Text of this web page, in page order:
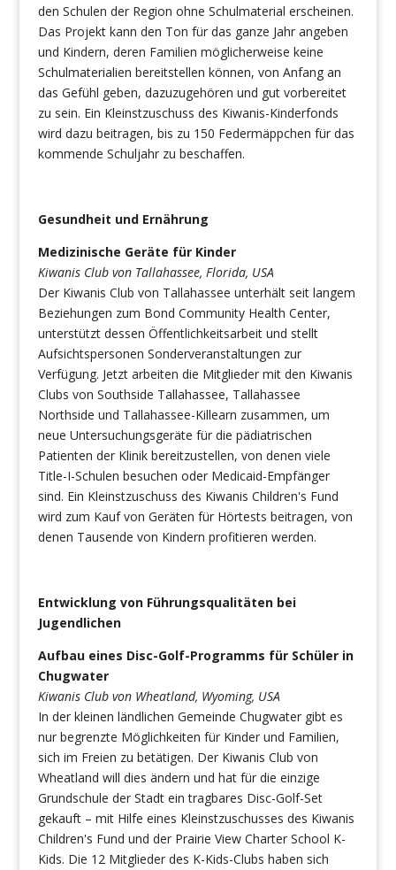
den Schulen der Region ohne Schulmaterial erscheinen.
Das Projekt kann den Ton für das ganze Jahr angeben
und Kindern, deren Familien möglicherweise keine
Schulmaterialien bereitstellen können, von Anfang an
das Gefühl geben, dazuzugehören und gut vorbereitet
zu sein. Ein Kleinstzuschuss des Kiwanis-Kinderfonds
wird dazu beitragen, bis zu 150 Federmäppchen für das
kommende Schuljahr zu beschaffen.
Gesundheit und Ernährung
Medizinische Geräte für Kinder
Kiwanis Club von Tallahassee, Florida, USA
Der Kiwanis Club von Tallahassee unterhält seit langem
Beziehungen zum Bond Community Health Center,
unterstützt dessen Öffentlichkeitsarbeit und stellt
Aufsichtspersonen Sonderveranstaltungen zur
Verfügung. Jetzt arbeiten die Mitglieder mit den Kiwanis
Clubs von Southside Tallahassee, Tallahassee
Northside und Tallahassee-Killearn zusammen, um
neue Untersuchungsgeräte für die pädiatrischen
Patienten der Klinik bereitzustellen, von denen viele
Title-I-Schulen besuchen oder Medicaid-Empfänger
sind. Ein Kleinstzuschuss des Kiwanis Children's Fund
wird zum Kauf von Geräten für Hörtests beitragen, von
denen Tausende von Kindern profitieren werden.
Entwicklung von Führungsqualitäten bei
Jugendlichen
Aufbau eines Disc-Golf-Programms für Schüler in
Chugwater
Kiwanis Club von Wheatland, Wyoming, USA
In der kleinen ländlichen Gemeinde Chugwater gibt es
nur begrenzte Möglichkeiten für Kinder und Familien,
sich im Freien zu betätigen. Der Kiwanis Club von
Wheatland will dies ändern und hat für die einzige
Grundschule der Stadt ein tragbares Disc-Golf-Set
gekauft – mit Hilfe eines Kleinstzuschusses des Kiwanis
Children's Fund und der Prairie View Charter School K-
Kids. Die 12 Mitglieder des K-Kids-Clubs haben sich